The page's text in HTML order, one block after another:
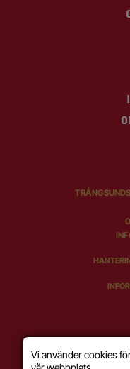
Vi använder cookies